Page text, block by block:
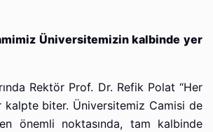
Üniversitemizin kalbinde yer
Rektör Prof. Dr. Refik Polat “Her
kalpte biter. Üniversitemiz Camisi de
önemli noktasında, tam kalbinde